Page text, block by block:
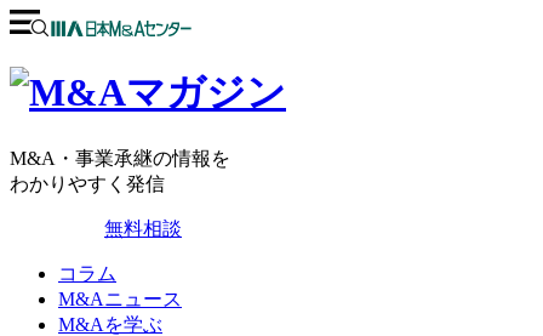
M&A・事業承継の情報を
わかりやすく発信
無料相談
コラム
M&Aニュース
M&Aを学ぶ